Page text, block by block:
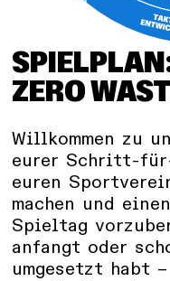
ZERO
Willkommen zu
eurer Schritt-
euren
machen und
Spieltag
anfangt oder
umgesetzt habt